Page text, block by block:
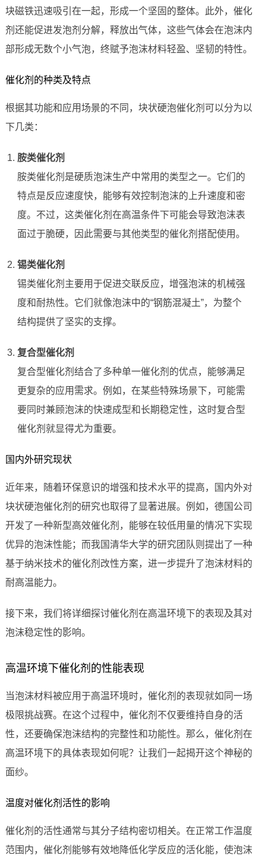
块磁铁迅速吸引在一起，形成一个坚固的整体。此外，催化
剂还能促进发泡剂分解，释放出气体，这些气体会在泡沫内
部形成无数个小气泡，终赋予泡沫材料轻盈、坚韧的特性。
催化剂的种类及特点
根据其功能和应用场景的不同，块状硬泡催化剂可以分为以
下几类：
胺类催化剂
胺类催化剂是硬质泡沫生产中常用的类型之一。它们的
特点是反应速度快，能够有效控制泡沫的上升速度和密
度。不过，这类催化剂在高温条件下可能会导致泡沫表
面过于脆硬，因此需要与其他类型的催化剂搭配使用。
锡类催化剂
锡类催化剂主要用于促进交联反应，增强泡沫的机械强
度和耐热性。它们就像泡沫中的“钢筋混凝土”，为整个
结构提供了坚实的支撑。
复合型催化剂
复合型催化剂结合了多种单一催化剂的优点，能够满足
更复杂的应用需求。例如，在某些特殊场景下，可能需
要同时兼顾泡沫的快速成型和长期稳定性，这时复合型
催化剂就显得尤为重要。
国内外研究现状
近年来，随着环保意识的增强和技术水平的提高，国内外对
块状硬泡催化剂的研究也取得了显著进展。例如，德国公司
开发了一种新型高效催化剂，能够在较低用量的情况下实现
优异的泡沫性能；而我国清华大学的研究团队则提出了一种
基于纳米技术的催化剂改性方案，进一步提升了泡沫材料的
耐高温能力。
接下来，我们将详细探讨催化剂在高温环境下的表现及其对
泡沫稳定性的影响。
高温环境下催化剂的性能表现
当泡沫材料被应用于高温环境时，催化剂的表现就如同一场
极限挑战赛。在这个过程中，催化剂不仅要维持自身的活
性，还要确保泡沫结构的完整性和功能性。那么，催化剂在
高温环境下的具体表现如何呢？让我们一起揭开这个神秘的
面纱。
温度对催化剂活性的影响
催化剂的活性通常与其分子结构密切相关。在正常工作温度
范围内，催化剂能够有效地降低化学反应的活化能，使泡沫